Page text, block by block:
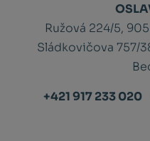
Ružová 224/5,
Sládkovičova 757/
+421 917 233 020